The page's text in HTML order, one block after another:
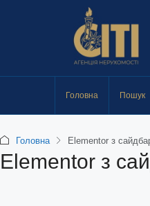
Головна Пошук
Головна Elementor з
Elementor з